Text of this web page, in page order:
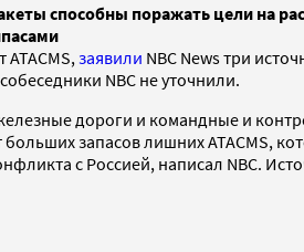
способны поражать цели на
заявили NBC News три
NBC не уточнили.
дороги и командные и
запасов лишних ATACMS,
с Россией, написал NBC.